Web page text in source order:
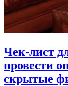
Чек-лист
провести
скрытые